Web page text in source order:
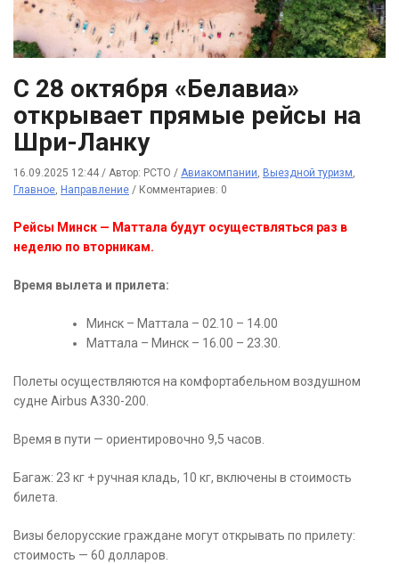
С 28 октября «Белавиа»
открывает прямые рейсы на
Шри-Ланку
16.09.2025 12:44 / Автор: РСТО / Авиакомпании, Выездной туризм,
Главное, Направление / Комментариев: 0
Рейсы Минск — Маттала будут осуществляться раз в
неделю по вторникам.
Время вылета и прилета:
Минск – Маттала – 02.10 – 14.00
Маттала – Минск – 16.00 – 23.30.
Полеты осуществляются на комфортабельном воздушном
судне Airbus A330-200.
Время в пути — ориентировочно 9,5 часов.
Багаж: 23 кг + ручная кладь, 10 кг, включены в стоимость
билета.
Визы белорусские граждане могут открывать по прилету:
стоимость — 60 долларов.